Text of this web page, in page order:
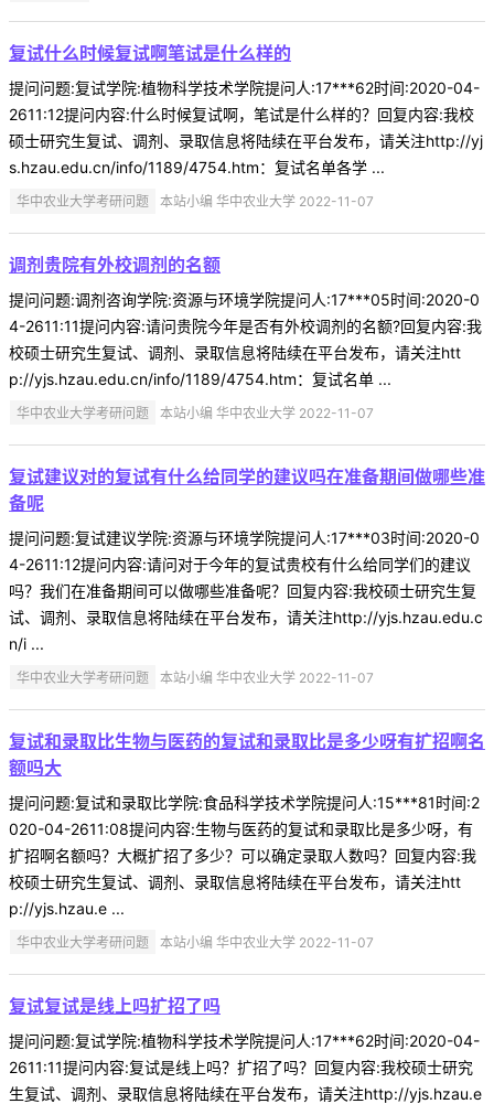
复试什么时候复试啊笔试是什么样的
提问问题:复试学院:植物科学技术学院提问人:17***62时间:2020-04-
2611:12提问内容:什么时候复试啊，笔试是什么样的？回复内容:我校
硕士研究生复试、调剂、录取信息将陆续在平台发布，请关注http://yj
s.hzau.edu.cn/info/1189/4754.htm：复试名单各学 ...
华中农业大学考研问题 本站小编 华中农业大学 2022-11-07
调剂贵院有外校调剂的名额
提问问题:调剂咨询学院:资源与环境学院提问人:17***05时间:2020-0
4-2611:11提问内容:请问贵院今年是否有外校调剂的名额?回复内容:我
校硕士研究生复试、调剂、录取信息将陆续在平台发布，请关注htt
p://yjs.hzau.edu.cn/info/1189/4754.htm：复试名单 ...
华中农业大学考研问题 本站小编 华中农业大学 2022-11-07
复试建议对的复试有什么给同学的建议吗在准备期间做哪些准
备呢
提问问题:复试建议学院:资源与环境学院提问人:17***03时间:2020-0
4-2611:12提问内容:请问对于今年的复试贵校有什么给同学们的建议
吗？我们在准备期间可以做哪些准备呢？回复内容:我校硕士研究生复
试、调剂、录取信息将陆续在平台发布，请关注http://yjs.hzau.edu.c
n/i ...
华中农业大学考研问题 本站小编 华中农业大学 2022-11-07
复试和录取比生物与医药的复试和录取比是多少呀有扩招啊名
额吗大
提问问题:复试和录取比学院:食品科学技术学院提问人:15***81时间:2
020-04-2611:08提问内容:生物与医药的复试和录取比是多少呀，有
扩招啊名额吗？大概扩招了多少？可以确定录取人数吗？回复内容:我
校硕士研究生复试、调剂、录取信息将陆续在平台发布，请关注htt
p://yjs.hzau.e ...
华中农业大学考研问题 本站小编 华中农业大学 2022-11-07
复试复试是线上吗扩招了吗
提问问题:复试学院:植物科学技术学院提问人:17***62时间:2020-04-
2611:11提问内容:复试是线上吗？扩招了吗？回复内容:我校硕士研究
生复试、调剂、录取信息将陆续在平台发布，请关注http://yjs.hzau.e